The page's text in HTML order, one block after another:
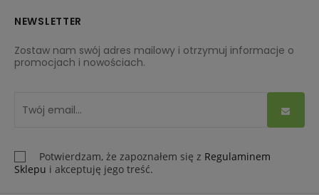
NEWSLETTER
Zostaw nam swój adres mailowy i otrzymuj informacje o
promocjach i nowościach.
Potwierdzam, że zapoznałem się z Regulaminem
Sklepu i akceptuję jego treść.